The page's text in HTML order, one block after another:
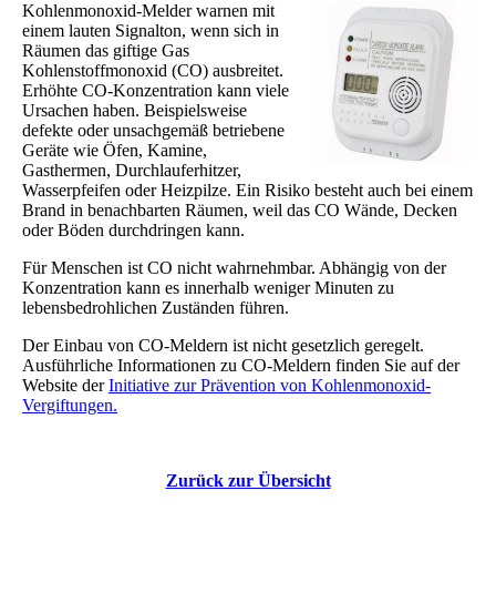
Kohlenmonoxid-Melder warnen mit
einem lauten Signalton, wenn sich in
Räumen das giftige Gas
Kohlenstoffmonoxid (CO) ausbreitet.
Erhöhte CO-Konzentration kann viele
Ursachen haben. Beispielsweise
defekte oder unsachgemäß betriebene
Geräte wie Öfen, Kamine,
Gasthermen, Durchlauferhitzer,
Wasserpfeifen oder Heizpilze. Ein Risiko besteht auch bei einem
Brand in benachbarten Räumen, weil das CO Wände, Decken
oder Böden durchdringen kann.
Für Menschen ist CO nicht wahrnehmbar. Abhängig von der
Konzentration kann es innerhalb weniger Minuten zu
lebensbedrohlichen Zuständen führen.
Der Einbau von CO-Meldern ist nicht gesetzlich geregelt.
Ausführliche Informationen zu CO-Meldern finden Sie auf der
Website derInitiative zur Prävention von Kohlenmonoxid-
Vergiftungen.
Zurück zur Übersicht